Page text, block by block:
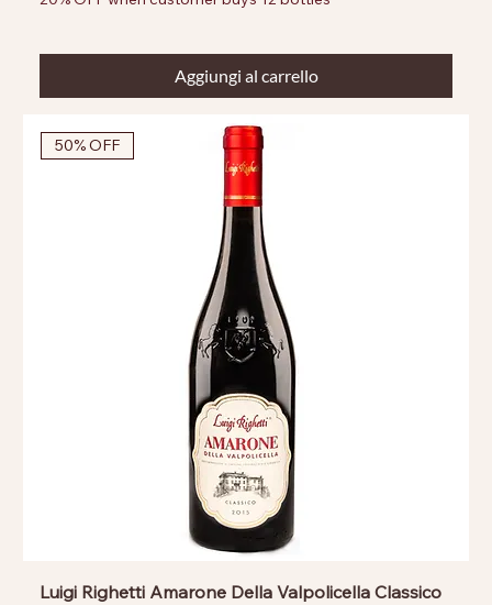
Aggiungi al carrello
50% OFF
Luigi Righetti Amarone Della Valpolicella Classico